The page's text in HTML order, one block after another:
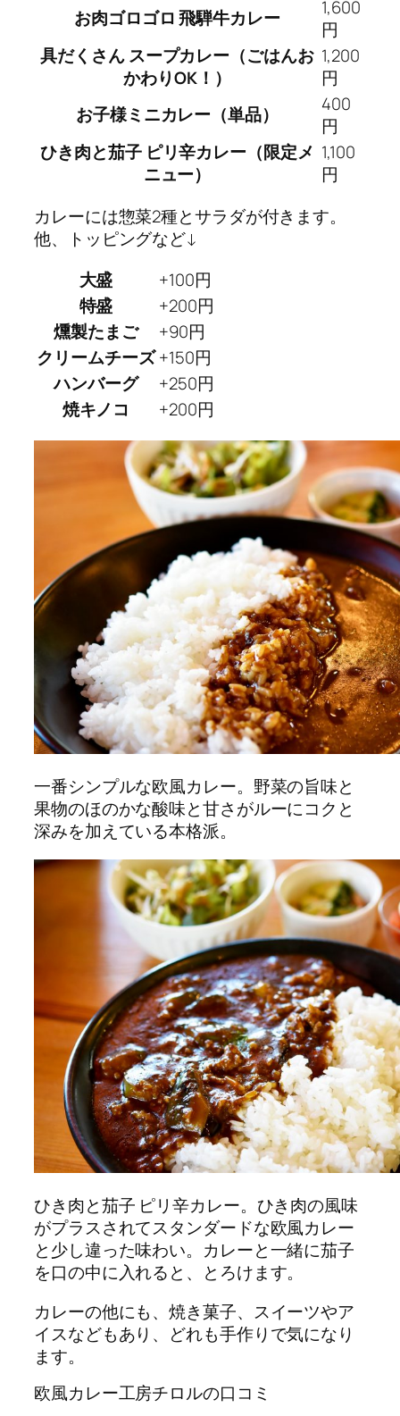
お肉ゴロゴロ 飛騨牛カレー
1,600
円
具だくさん スープカレー（ごはんお
かわりOK！）
1,200
円
お子様ミニカレー（単品）
400
円
ひき肉と茄子 ピリ辛カレー（限定メ
ニュー）
1,100
円
カレーには惣菜2種とサラダが付きます。
他、トッピングなど↓
大盛
+100円
特盛
+200円
燻製たまご
+90円
クリームチーズ +150円
ハンバーグ
+250円
焼キノコ
+200円
一番シンプルな欧風カレー。野菜の旨味と
果物のほのかな酸味と甘さがルーにコクと
深みを加えている本格派。
ひき肉と茄子 ピリ辛カレー。ひき肉の風味
がプラスされてスタンダードな欧風カレー
と少し違った味わい。カレーと一緒に茄子
を口の中に入れると、とろけます。
カレーの他にも、焼き菓子、スイーツやア
イスなどもあり、どれも手作りで気になり
ます。
欧風カレー工房チロルの口コミ